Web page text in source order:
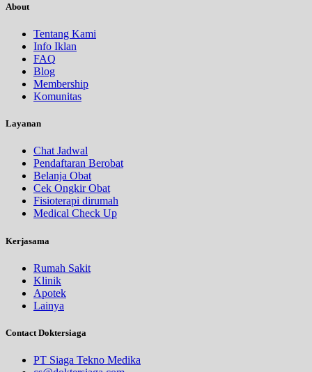
About
Tentang Kami
Info Iklan
FAQ
Blog
Membership
Komunitas
Layanan
Chat Jadwal
Pendaftaran Berobat
Belanja Obat
Cek Ongkir Obat
Fisioterapi dirumah
Medical Check Up
Kerjasama
Rumah Sakit
Klinik
Apotek
Lainya
Contact Doktersiaga
PT Siaga Tekno Medika